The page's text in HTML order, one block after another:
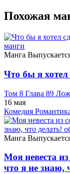
Похожая
Манга
Что бы я хотел
Том 8 Глава 89
16 мая
Комедия
Манга
Моя невеста
что я не знаю,